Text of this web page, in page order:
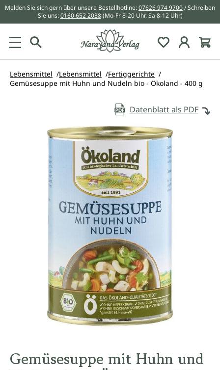
springen
Melden Sie sich gern über unsere Bestellhotline:07626 974 9700/ Schreiben
Sie uns:0160 652 2038 (Mo-Fr 8-20 Uhr, Sa 8-12 Uhr)
Du hast 0
Lebensmittel Lebensmittel
Fertiggerichte
Gemüsesuppe mit Huhn und Nudeln bio - Ökoland - 400 g
Datenblatt als PDF
Bildergalerie überspringen
Gemüsesuppe mit Huhn und